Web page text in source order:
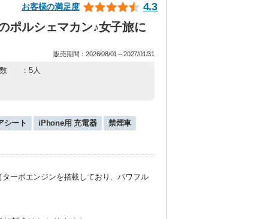
お客様の満足度 4.3
ポルシェマカン♪女子旅に
販売期間：2026/08/01～2027/01/31
：5人
シート iPhone用 充電器
禁煙車
ーボエンジンを搭載しており、パワフル